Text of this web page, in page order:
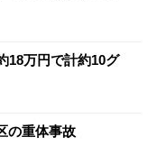
18万円で計約10グ
の重体事故